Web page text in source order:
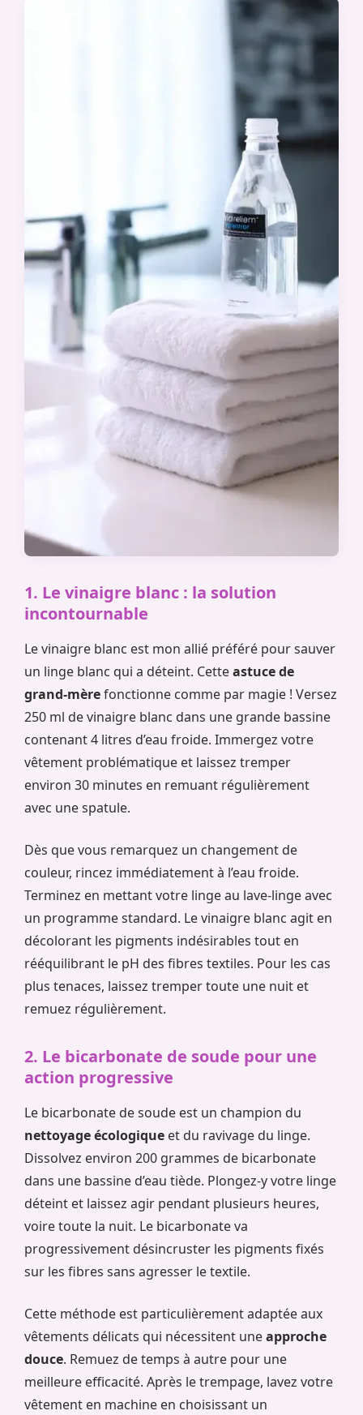
1. Le vinaigre blanc : la solution
incontournable
Le vinaigre blanc est mon allié préféré pour sauver
un linge blanc qui a déteint. Cetteastuce de
grand-mèrefonctionne comme par magie ! Versez
250 ml de vinaigre blanc dans une grande bassine
contenant 4 litres d’eau froide. Immergez votre
vêtement problématique et laissez tremper
environ 30 minutes en remuant régulièrement
avec une spatule.
Dès que vous remarquez un changement de
couleur, rincez immédiatement à l’eau froide.
Terminez en mettant votre linge au lave-linge avec
un programme standard. Le vinaigre blanc agit en
décolorant les pigments indésirables tout en
rééquilibrant le pH des fibres textiles. Pour les cas
plus tenaces, laissez tremper toute une nuit et
remuez régulièrement.
2. Le bicarbonate de soude pour une
action progressive
Le bicarbonate de soude est un champion du
nettoyage écologique et du ravivage du linge.
Dissolvez environ 200 grammes de bicarbonate
dans une bassine d’eau tiède. Plongez-y votre linge
déteint et laissez agir pendant plusieurs heures,
voire toute la nuit. Le bicarbonate va
progressivement désincruster les pigments fixés
sur les fibres sans agresser le textile.
Cette méthode est particulièrement adaptée aux
vêtements délicats qui nécessitent uneapproche
douce. Remuez de temps à autre pour une
meilleure efficacité. Après le trempage, lavez votre
vêtement en machine en choisissant un